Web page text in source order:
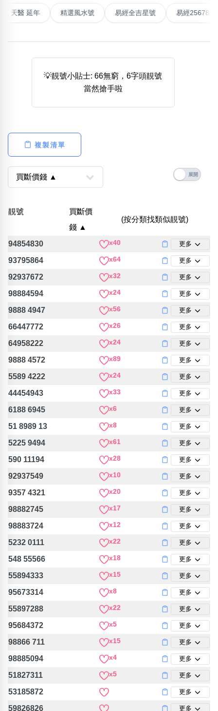
搜尋
熱門分類
777尾 9字頭
9888頭 二字號
全大數字
高級分類
幸運分類
基本分類
包含數字
次數分類
生天延/貴財成
五行
清除全部分類
搜尋
高能量生氣 天醫 延年 精選風水號 易經全吉星號 易
💡靚號小貼士: 66無窮，6字頭靚號
當然搶手啦
複製清單
靚號
買斷價
錢 ▲
(按分類找類似靚號)
94854830 x40 更多
93795864 x64 更多
92937672 x32 更多
98884594 x24 更多
9888 4947 x56 更多
66447772 x26 更多
64958222 x24 更多
9888 4572 x89 更多
5589 4222 x24 更多
44454943 x33 更多
6188 6945 x6 更多
51 8989 13 x8 更多
5225 9494 x61 更多
590 11194 x28 更多
92937549 x10 更多
9357 4321 x20 更多
98882745 x17 更多
98883724 x12 更多
5232 0111 x22 更多
548 55566 x18 更多
55894333 x15 更多
95673314 x8 更多
55897288 x22 更多
95684372 x5 更多
98866 711 x15 更多
98885094 x4 更多
51827311 x5 更多
53185872 更多
59826826 更多